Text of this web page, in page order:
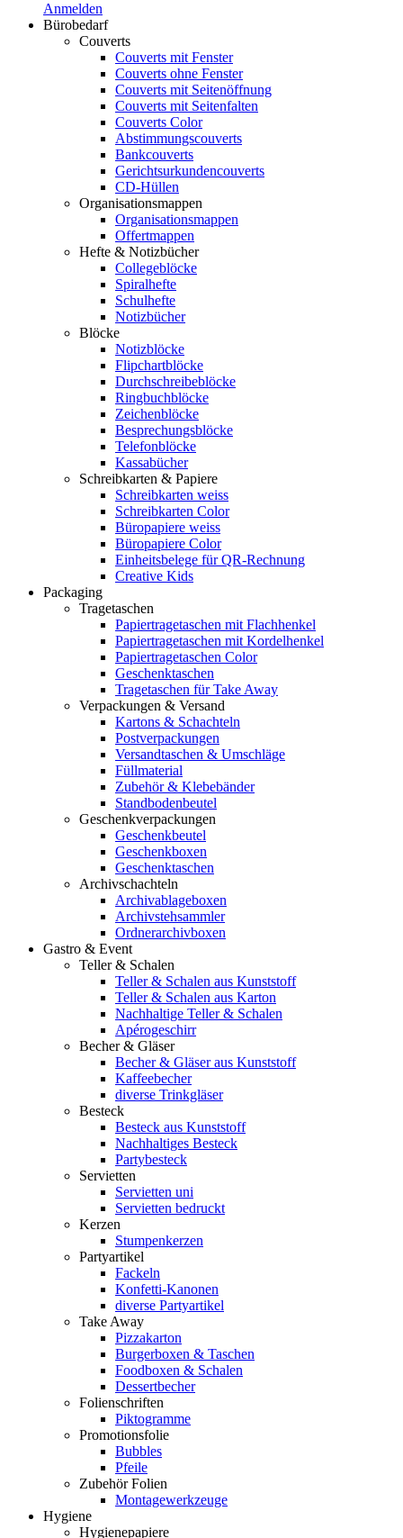
Anmelden
Bürobedarf
Couverts
Couverts mit Fenster
Couverts ohne Fenster
Couverts mit Seitenöffnung
Couverts mit Seitenfalten
Couverts Color
Abstimmungscouverts
Bankcouverts
Gerichtsurkundencouverts
CD-Hüllen
Organisationsmappen
Organisationsmappen
Offertmappen
Hefte & Notizbücher
Collegeblöcke
Spiralhefte
Schulhefte
Notizbücher
Blöcke
Notizblöcke
Flipchartblöcke
Durchschreibeblöcke
Ringbuchblöcke
Zeichenblöcke
Besprechungsblöcke
Telefonblöcke
Kassabücher
Schreibkarten & Papiere
Schreibkarten weiss
Schreibkarten Color
Büropapiere weiss
Büropapiere Color
Einheitsbelege für QR-Rechnung
Creative Kids
Packaging
Tragetaschen
Papiertragetaschen mit Flachhenkel
Papiertragetaschen mit Kordelhenkel
Papiertragetaschen Color
Geschenktaschen
Tragetaschen für Take Away
Verpackungen & Versand
Kartons & Schachteln
Postverpackungen
Versandtaschen & Umschläge
Füllmaterial
Zubehör & Klebebänder
Standbodenbeutel
Geschenkverpackungen
Geschenkbeutel
Geschenkboxen
Geschenktaschen
Archivschachteln
Archivablageboxen
Archivstehsammler
Ordnerarchivboxen
Gastro & Event
Teller & Schalen
Teller & Schalen aus Kunststoff
Teller & Schalen aus Karton
Nachhaltige Teller & Schalen
Apérogeschirr
Becher & Gläser
Becher & Gläser aus Kunststoff
Kaffeebecher
diverse Trinkgläser
Besteck
Besteck aus Kunststoff
Nachhaltiges Besteck
Partybesteck
Servietten
Servietten uni
Servietten bedruckt
Kerzen
Stumpenkerzen
Partyartikel
Fackeln
Konfetti-Kanonen
diverse Partyartikel
Take Away
Pizzakarton
Burgerboxen & Taschen
Foodboxen & Schalen
Dessertbecher
Folienschriften
Piktogramme
Promotionsfolie
Bubbles
Pfeile
Zubehör Folien
Montagewerkzeuge
Hygiene
Hygienepapiere